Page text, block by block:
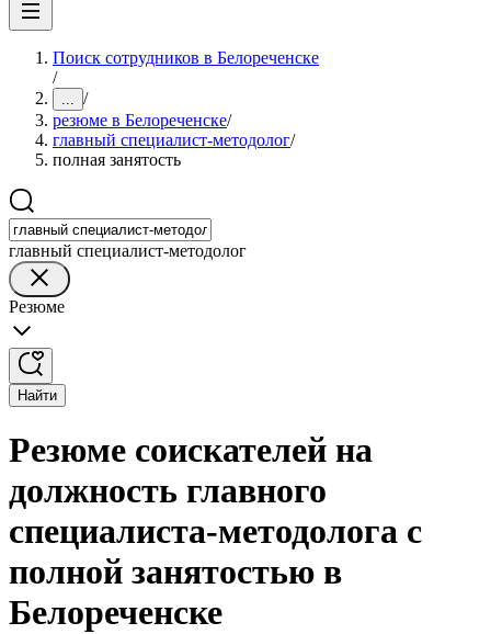
Поиск сотрудников в Белореченске
/
... /
резюме в Белореченске/
главный специалист-методолог/
полная занятость
главный специалист-методолог
Резюме
Найти
Резюме соискателей на
должность главного
специалиста-методолога с
полной занятостью в
Белореченске